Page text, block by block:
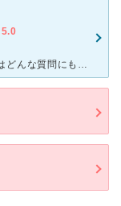
5.0
肛門科で お世話になっておりますが 早田先生はどんな質問にも優しく丁寧に応えて下さり毎度 安心します。 患者さんの気持ちになれる数少ない先生だと思います。 こちらの不安も明確なお言葉で取り除いて頂け